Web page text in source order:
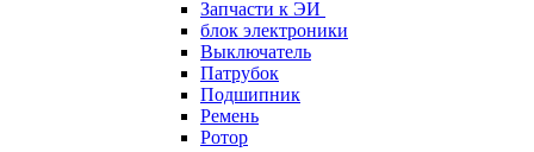
Запчасти к ЭИ
блок электроники
Выключатель
Патрубок
Подшипник
Ремень
Ротор